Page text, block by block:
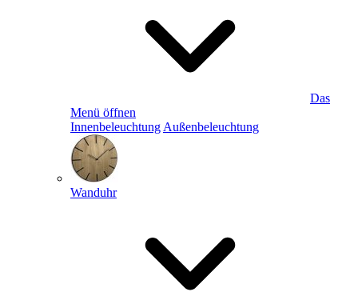
Das
Menü öffnen
Innenbeleuchtung Außenbeleuchtung
Wanduhr